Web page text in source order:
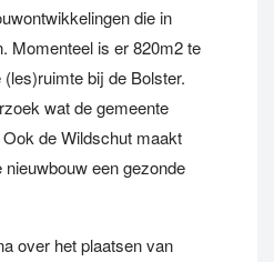
die in
Momenteel is er 820m2 te
bij de Bolster.
wat de gemeente
de Wildschut maakt
een gezonde
over het plaatsen van